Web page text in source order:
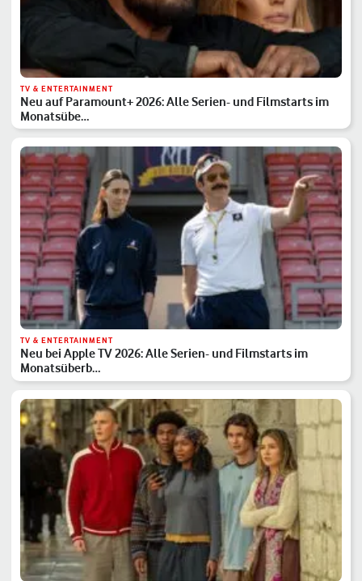
TV & ENTERTAINMENT
Neu auf Paramount+ 2026: Alle Serien- und Filmstarts im
Monatsübe…
TV & ENTERTAINMENT
Neu bei Apple TV 2026: Alle Serien- und Filmstarts im
Monatsüberb…